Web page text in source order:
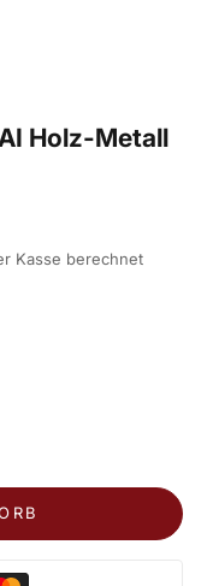
12
Holz-Metall
Kasse berechnet